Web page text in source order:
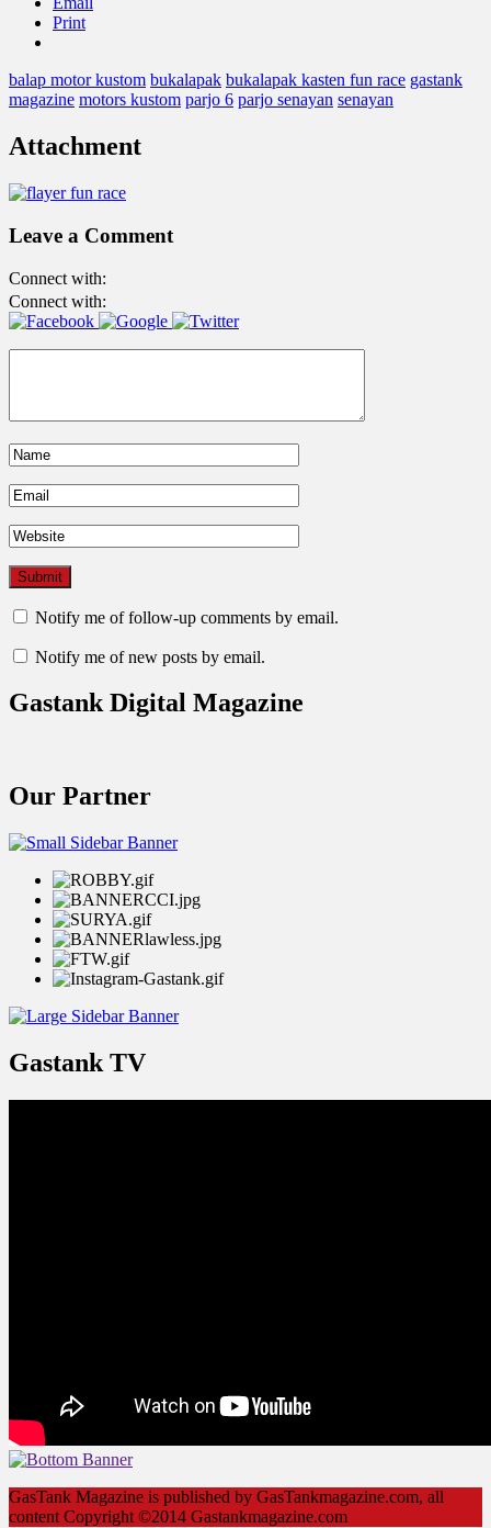
Print
balap motor kustom bukalapak bukalapak kasten fun race gastank
magazine motors kustom parjo 6 parjo senayan senayan
Attachment
Leave a Comment
Connect with:
Connect with:
Notify me of follow-up comments by email.
Notify me of new posts by email.
Gastank Digital Magazine
Our Partner
Gastank TV
GasTank Magazine is published by GasTankmagazine.com, all
content Copyright ©2014 Gastankmagazine.com